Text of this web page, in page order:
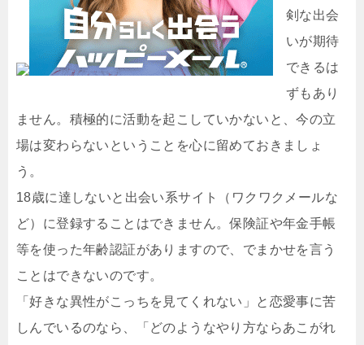
剣な出会
いが期待
できるは
ずもあり
ません。積極的に活動を起こしていかないと、今の立
場は変わらないということを心に留めておきましょ
う。
18歳に達しないと出会い系サイト（ワクワクメールな
ど）に登録することはできません。保険証や年金手帳
等を使った年齢認証がありますので、でまかせを言う
ことはできないのです。
「好きな異性がこっちを見てくれない」と恋愛事に苦
しんでいるのなら、「どのようなやり方ならあこがれ